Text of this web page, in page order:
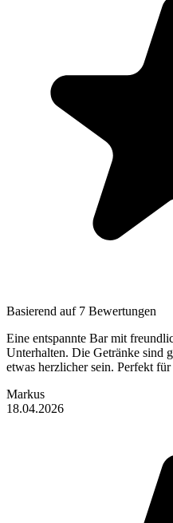
Basierend auf 7 Bewertungen
Eine entspannte Bar mit
Unterhalten. Die Getränke sind
etwas herzlicher sein. Perfekt
Markus
18.04.2026